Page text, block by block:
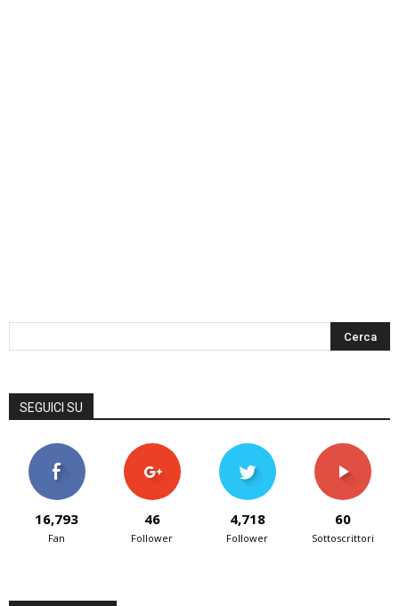
SEGUICI SU
16,793
Fan
46
Follower
4,718
Follower
60
Sottoscrittori